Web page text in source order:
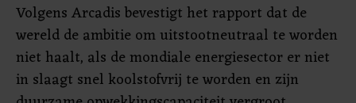
Volgens Arcadis bevestigt het rapport dat de
wereld de ambitie om uitstootneutraal te worden
niet haalt, als de mondiale energiesector er niet
in slaagt snel koolstofvrij te worden en zijn